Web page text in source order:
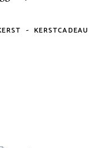
- KERSTCADEAU